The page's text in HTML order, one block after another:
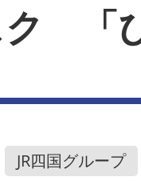
ク 「
JR四国グループ